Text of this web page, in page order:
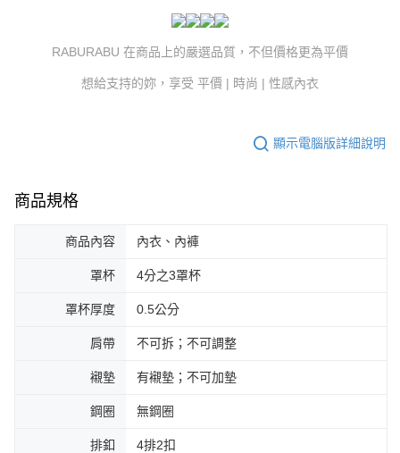
RABURABU 在商品上的嚴選品質，不但價格更為平價
想給支持的妳，享受 平價 | 時尚 | 性感內衣
顯示電腦版詳細說明
商品規格
商品內容 內衣、內褲
罩杯 4分之3罩杯
罩杯厚度 0.5公分
肩帶 不可拆；不可調整
襯墊 有襯墊；不可加墊
鋼圈 無鋼圈
排釦 4排2扣